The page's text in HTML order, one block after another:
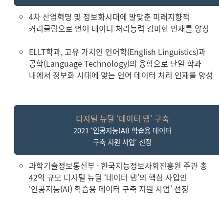
4차 산업혁명 및 정보화시대에 발맞춘 미래지향적
커리큘럼으로 언어 데이터 처리능력 겸비한 인재를 양성
ELLT학과, 고유 가치인 언어학(English Linguistics)과
공학(Language Technology)의 융합으로 단일 학과
내에서 정보화 시대에 맞는 언어 데이터 처리 인재를 양성
디지털 뉴딜 ‘데이터 댐’ 구축
2021 ‘인공지능(AI) 학습용 데이터
구축 지원 사업’ 선정
과학기술정보통신부 · 한국지능정보사회진흥원 주관 총
42억 규모 디지털 뉴딜 ‘데이터 댐’의 핵심 사업인
‘인공지능(AI) 학습용 데이터 구축 지원 사업’ 선정